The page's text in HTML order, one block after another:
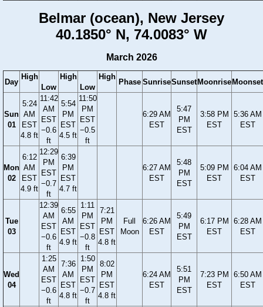
Belmar (ocean), New Jersey
40.1850° N, 74.0083° W
March 2026
Day
High
Low
High
Low
High
Phase SunriseSunset Moonrise Moonset
Sun
01
5:24
AM
EST
4.8 ft
11:42
AM
EST
−0.6
ft
5:54
PM
EST
4.5 ft
11:50
PM
EST
−0.5
ft
6:29 AM
EST
5:47
PM
EST
3:58 PM
EST
5:36 AM
EST
Mon
02
6:12
AM
EST
4.9 ft
12:29
PM
EST
−0.7
ft
6:39
PM
EST
4.7 ft
6:27 AM
EST
5:48
PM
EST
5:09 PM
EST
6:04 AM
EST
Tue
03
12:39
AM
EST
−0.6
ft
6:55
AM
EST
4.9 ft
1:11
PM
EST
−0.8
ft
7:21
PM
EST
4.8 ft
Full
Moon
6:26 AM
EST
5:49
PM
EST
6:17 PM
EST
6:28 AM
EST
Wed
04
1:25
AM
EST
−0.6
ft
7:36
AM
EST
4.8 ft
1:50
PM
EST
−0.7
ft
8:02
PM
EST
4.8 ft
6:24 AM
EST
5:51
PM
EST
7:23 PM
EST
6:50 AM
EST